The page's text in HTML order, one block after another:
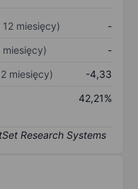
miesięcy)
-
-
miesięcy)
-4,33
42,21%